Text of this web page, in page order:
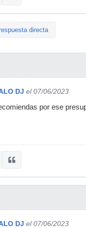
directa
DJ el 07/06/2023
por ese
DJ el 07/06/2023